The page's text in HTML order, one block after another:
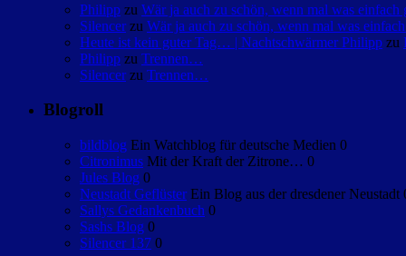
Philipp zu Wär ja auch zu schön, wenn mal was
Silencer zu Wär ja auch zu schön, wenn mal was
Heute ist kein guter Tag… | Nachtschwärmer Philipp zu
Philipp zu Trennen…
Silencer zu Trennen…
Blogroll
bildblog Ein Watchblog für deutsche Medien 0
Citronimus Mit der Kraft der Zitrone… 0
Jules Blog 0
Neustadt Geflüster Ein Blog aus der dresdener Neustadt
Sallys Gedankenbuch 0
Sashs Blog 0
Silencer 137 0